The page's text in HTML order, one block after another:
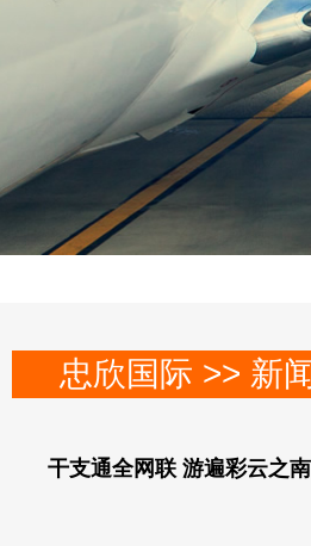
忠欣国际 >> 新
干支通全网联 游遍彩云之